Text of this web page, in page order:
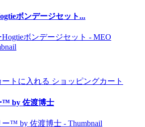
ボンデージセット...
トに入れる ショッピングカート
™ by 佐渡博士